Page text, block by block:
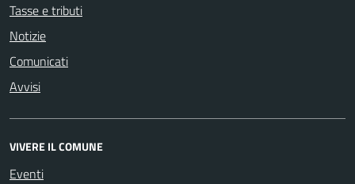
Tasse e tributi
Notizie
Comunicati
Avvisi
VIVERE IL COMUNE
Eventi